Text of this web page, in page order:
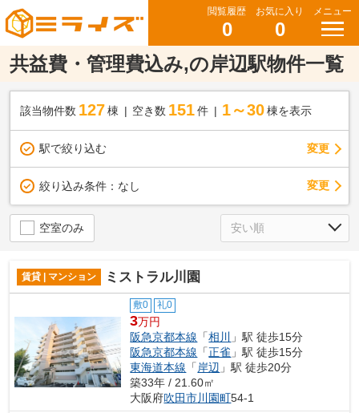
閲覧履歴
0
お気に入り
0
メニュー
共益費・管理費込み,の岸辺駅物件一覧
該当物件数 127棟 空き数 151 件 1～30 棟を表示
駅で絞り込む 変更
絞り込み条件： なし 変更
空室のみ
賃貸 | マンション ミストラル川園
敷0 礼0
3万円
阪急京都本線 「相川
」駅 徒歩15分
阪急京都本線 「正雀 」駅 徒歩15分
東海道本線 「岸辺 」駅 徒歩20分
築33年 / 21.60㎡
大阪府吹田市川園町54-1